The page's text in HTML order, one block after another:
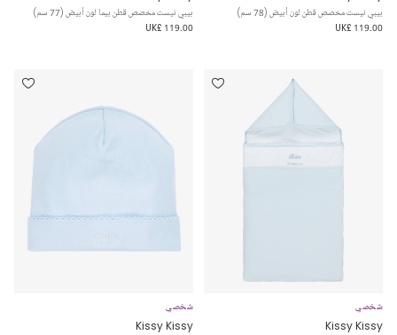
بيبي نيست مخصص قطن لون أبيض (78 سم)
UK£ 119.00
بيبي نيست مخصص قطن بيما لون أبيض (77 سم)
UK£ 119.00
شخصي
Kissy Kissy
شخصي
Kissy Kissy